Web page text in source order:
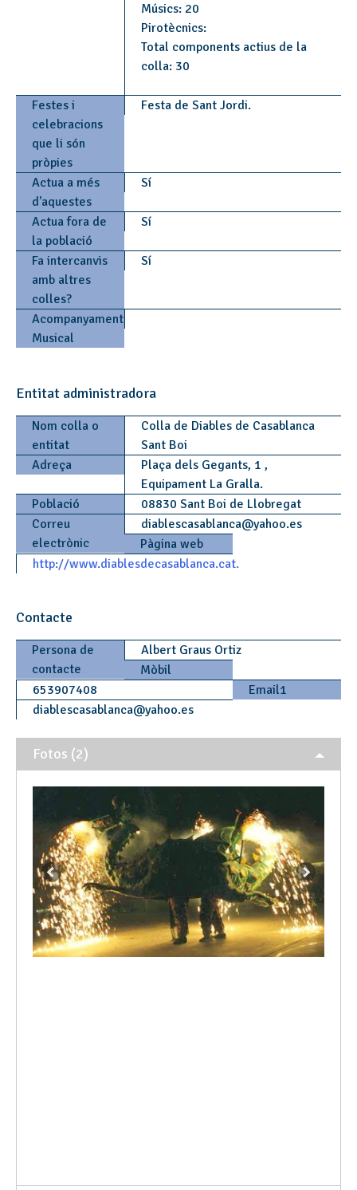
Músics: 20
Pirotècnics:
Total components actius de la
colla: 30
Festes i
celebracions
que li són
pròpies
Festa de Sant Jordi.
Actua a més
d'aquestes
Sí
Actua fora de
la població
Sí
Fa intercanvis
amb altres
colles?
Sí
Acompanyament
Musical
Entitat administradora
Nom colla o
entitat
Colla de Diables de Casablanca
Sant Boi
Adreça
Plaça dels Gegants, 1 ,
Equipament La Gralla.
Població
08830 Sant Boi de Llobregat
Correu
electrònic
diablescasablanca@yahoo.es
Pàgina web
http://www.diablesdecasablanca.cat.
Contacte
Persona de
contacte
Albert Graus Ortiz
Mòbil
653907408
Email1
diablescasablanca@yahoo.es
Fotos (2)